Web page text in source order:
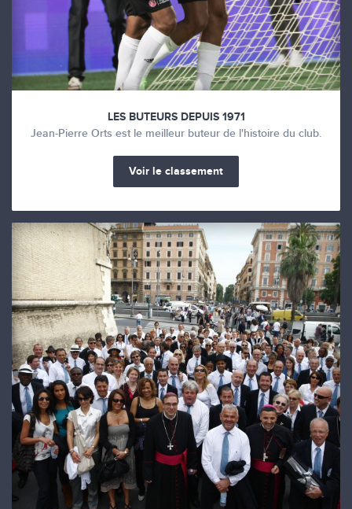
LES BUTEURS DEPUIS 1971
Jean-Pierre Orts est le meilleur buteur de l'histoire du club.
Voir le classement